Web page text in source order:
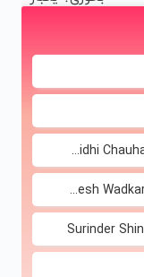
دانلود آهنگ های سانیجی چاهان | Sunidhi Chauhan
دانلود آهنگ های Suresh Wadkar | Suresh Wadkar